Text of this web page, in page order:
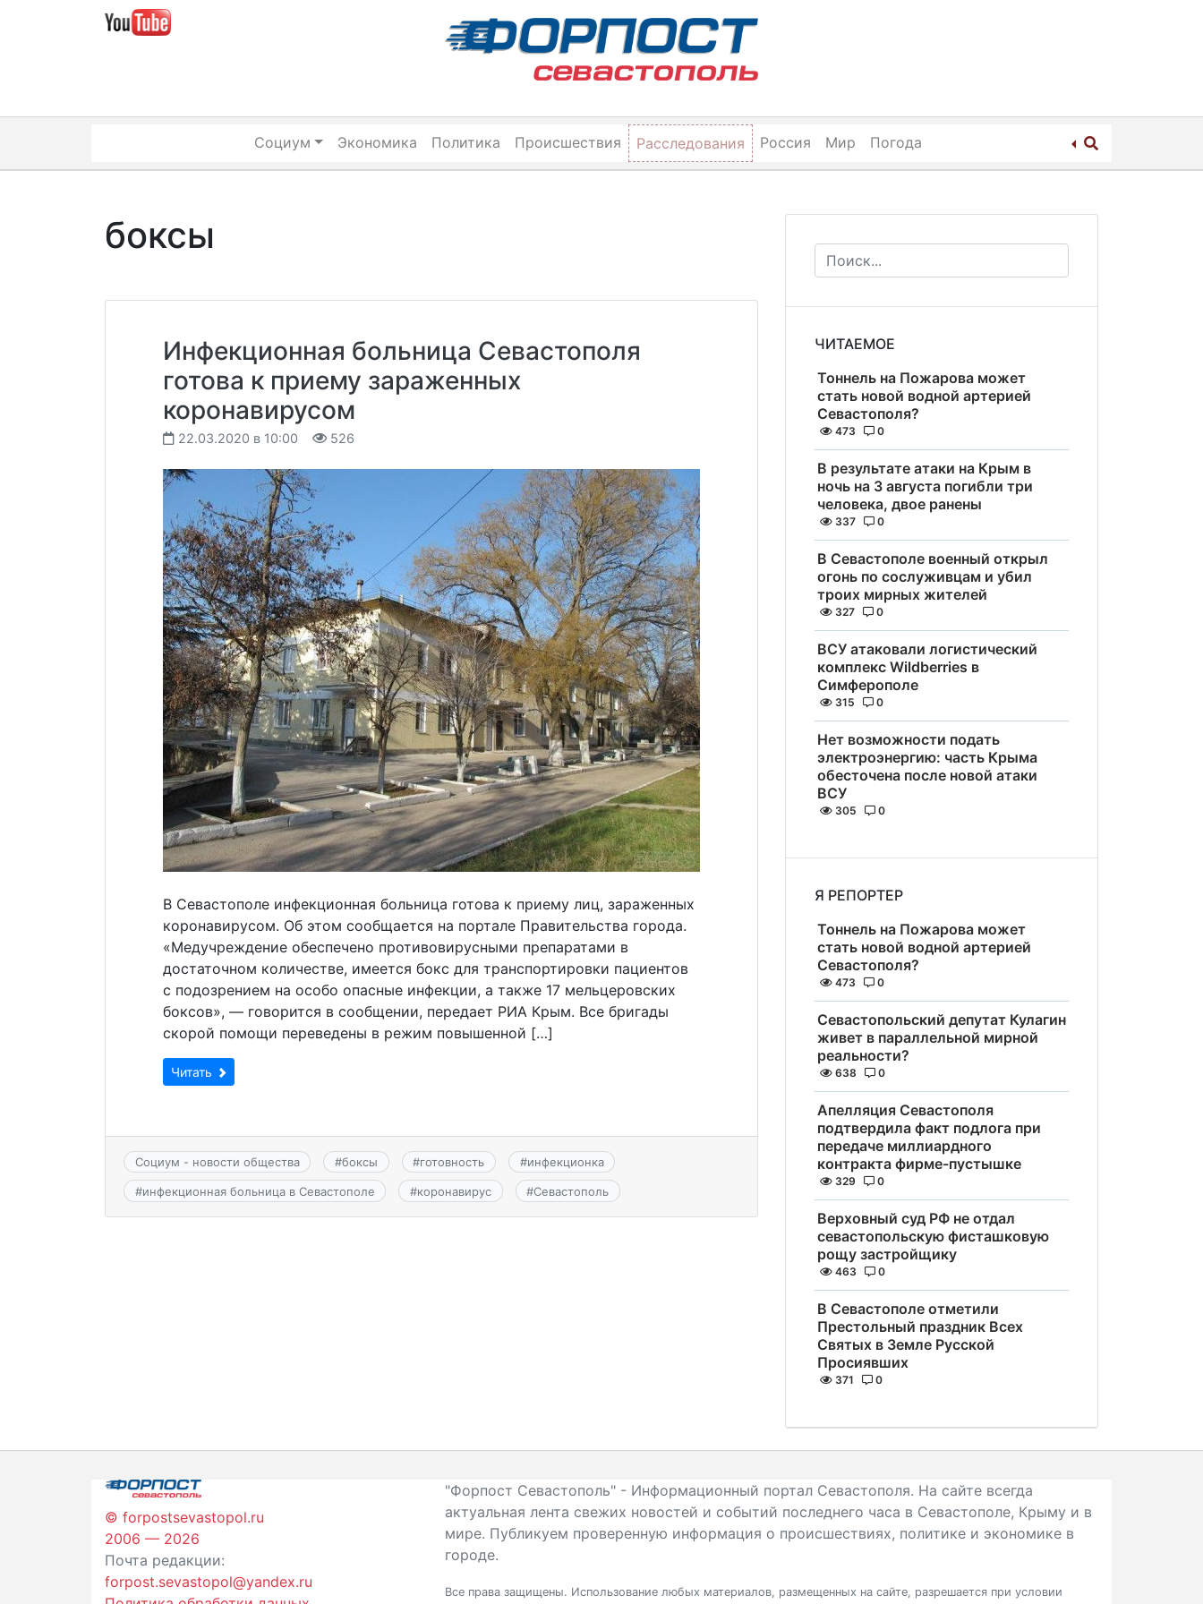
Социум Экономика Политика Происшествия Расследования Россия Мир Погода
боксы
Инфекционная больница Севастополя
готова к приему зараженных
коронавирусом
22.03.2020 в 10:00 526
В Севастополе инфекционная больница готова к приему лиц, зараженных
коронавирусом. Об этом сообщается на портале Правительства города.
«Медучреждение обеспечено противовирусными препаратами в
достаточном количестве, имеется бокс для транспортировки пациентов
с подозрением на особо опасные инфекции, а также 17 мельцеровских
боксов», — говорится в сообщении, передает РИА Крым. Все бригады
скорой помощи переведены в режим повышенной […]
Читать
Социум - новости общества #боксы #готовность #инфекционка
#инфекционная больница в Севастополе #коронавирус #Севастополь
ЧИТАЕМОЕ
Тоннель на Пожарова может
стать новой водной артерией
Севастополя?
473 0
В результате атаки на Крым в
ночь на 3 августа погибли три
человека, двое ранены
337 0
В Севастополе военный открыл
огонь по сослуживцам и убил
троих мирных жителей
327 0
ВСУ атаковали логистический
комплекс Wildberries в
Симферополе
315 0
Нет возможности подать
электроэнергию: часть Крыма
обесточена после новой атаки
ВСУ
305 0
Я РЕПОРТЕР
Тоннель на Пожарова может
стать новой водной артерией
Севастополя?
473 0
Севастопольский депутат Кулагин
живет в параллельной мирной
реальности?
638 0
Апелляция Севастополя
подтвердила факт подлога при
передаче миллиардного
контракта фирме-пустышке
329 0
Верховный суд РФ не отдал
севастопольскую фисташковую
рощу застройщику
463 0
В Севастополе отметили
Престольный праздник Всех
Святых в Земле Русской
Просиявших
371 0
© forpostsevastopol.ru
2006 — 2026
Почта редакции:
forpost.sevastopol@yandex.ru
"Форпост Севастополь" - Информационный портал Севастополя. На сайте всегда
актуальная лента свежих новостей и событий последнего часа в Севастополе, Крыму и в
мире. Публикуем проверенную информация о происшествиях, политике и экономике в
городе.
Все права защищены. Использование любых материалов, размещенных на сайте, разрешается при условии